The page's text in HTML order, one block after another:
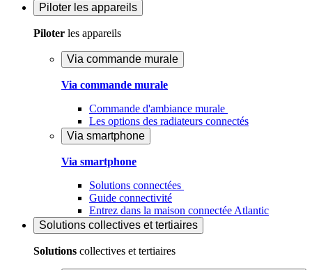
Piloter les appareils
Piloter les appareils
Via commande murale
Via commande murale
Commande d'ambiance murale
Les options des radiateurs connectés
Via smartphone
Via smartphone
Solutions connectées
Guide connectivité
Entrez dans la maison connectée Atlantic
Solutions collectives et tertiaires
Solutions collectives et tertiaires